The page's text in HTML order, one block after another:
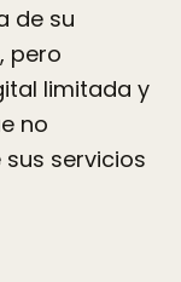
de su
pero
limitada y
no
servicios